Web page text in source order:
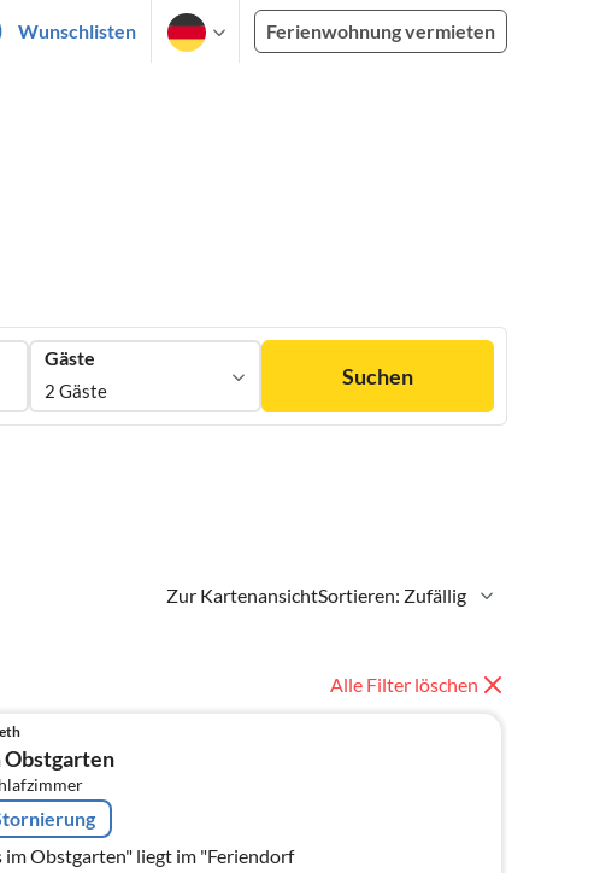
Wunschlisten Ferienwohnung vermieten
Gäste
2 Gäste
Suchen
Zur KartenansichtSortieren: Zufällig
Alle Filter löschen
Obstgarten
im Obstgarten" liegt im "Feriendorf